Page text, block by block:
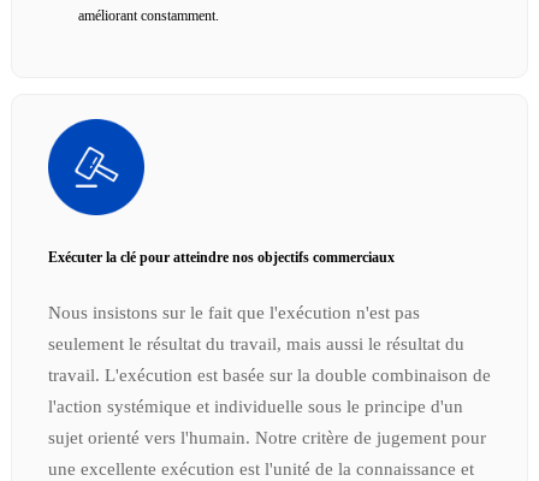
améliorant constamment.
Exécuter la clé pour atteindre nos objectifs commerciaux
Nous insistons sur le fait que l'exécution n'est pas
seulement le résultat du travail, mais aussi le résultat du
travail. L'exécution est basée sur la double combinaison de
l'action systémique et individuelle sous le principe d'un
sujet orienté vers l'humain. Notre critère de jugement pour
une excellente exécution est l'unité de la connaissance et